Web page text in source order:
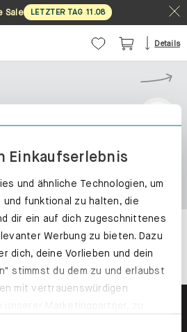
Einkaufserlebnis
und ähnliche Technologien, um
funktional zu halten, die
dir ein auf dich zugeschnittenes
Werbung zu bieten. Dazu
dich, deine Vorlieben und dein
stimmst du dem zu und erlaubst
mit vertrauenswürdigen
Sale LETZTER TAG 11 .08
Details